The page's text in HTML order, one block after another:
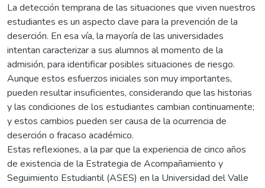
La detección temprana de las situaciones que viven nuestros
estudiantes es un aspecto clave para la prevención de la
deserción. En esa vía, la mayoría de las universidades
intentan caracterizar a sus alumnos al momento de la
admisión, para identificar posibles situaciones de riesgo.
Aunque estos esfuerzos iniciales son muy importantes,
pueden resultar insuficientes, considerando que las historias
y las condiciones de los estudiantes cambian continuamente;
y estos cambios pueden ser causa de la ocurrencia de
deserción o fracaso académico.
Estas reflexiones, a la par que la experiencia de cinco años
de existencia de la Estrategia de Acompañamiento y
Seguimiento Estudiantil (ASES) en la Universidad del Valle